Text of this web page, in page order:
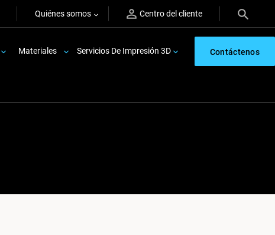
Quiénes somos Centro del cliente
Materiales Servicios De Impresión 3D Contáctenos